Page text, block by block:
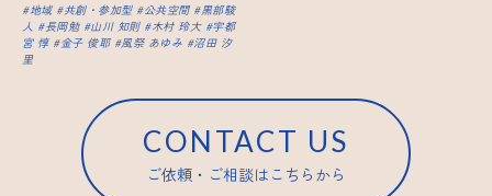
地域 共創・参加型 公共空間
黒部駿
人
長岡勉 山川 知則 木村 玲大
宇都
宮 惇
金子 俊耶 風祭 あゆみ
沼田 汐
里
CONTACT US
ご依頼・ご相談はこちらから